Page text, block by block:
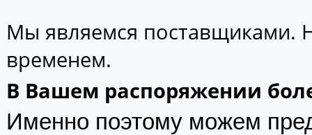
Мы являемся поставщиками.
временем.
В Вашем распоряжении
Именно поэтому можем